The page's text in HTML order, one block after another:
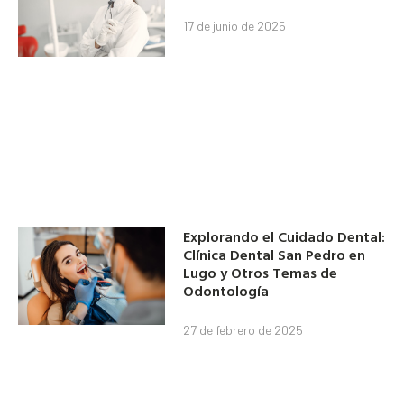
17 de junio de 2025
Explorando el Cuidado Dental:
Clínica Dental San Pedro en
Lugo y Otros Temas de
Odontología
27 de febrero de 2025